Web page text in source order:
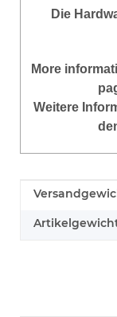
Die
More
Weitere
Wert